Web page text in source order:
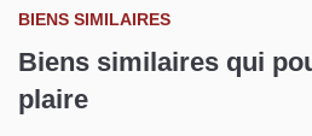
BIENS SIMILAIRES
Biens similaires qui
plaire